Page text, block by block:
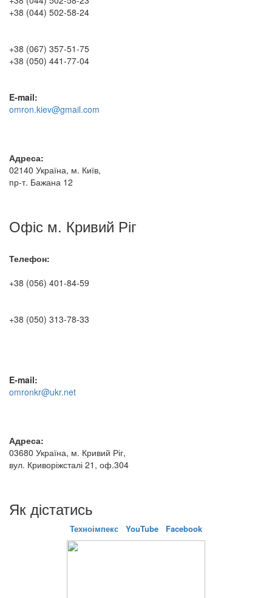
+38 (044) 502-58-24
+38 (067) 357-51-75
+38 (050) 441-77-04
E-mail:
omron.kiev@gmail.com
Адреса:
02140 Україна, м. Київ,
пр-т. Бажана 12
Офіс м. Кривий Ріг
Телефон:
+38 (056) 401-84-59
+38 (050) 313-78-33
E-mail:
omronkr@ukr.net
Адреса:
03680 Україна, м. Кривий Ріг,
вул. Криворіжсталі 21, оф.304
Як дістатись
Техноімпекс YouTube Facebook